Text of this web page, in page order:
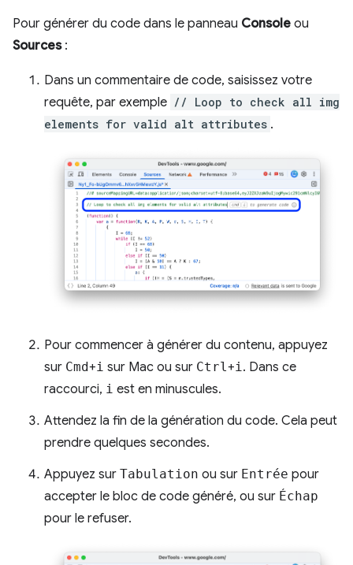
Pour générer du code dans le panneau Console ou
Sources:
Dans un commentaire de code, saisissez votre
requête, par exemple // Loop to check all img
elements for valid alt attributes .
Pour commencer à générer du contenu, appuyez
sur Cmd+i sur Mac ou sur Ctrl +i . Dans ce
raccourci, i est en minuscules.
Attendez la fin de la génération du code. Cela peut
prendre quelques secondes.
Appuyez sur Tabulation ou sur Entrée pour
accepter le bloc de code généré, ou sur Échap
pour le refuser.